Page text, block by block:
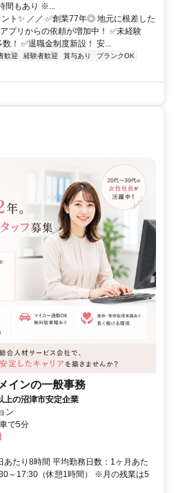
間もあり ※...
ト✨ ／／ ✅創業77年◎ 地元に根差した
プリからの依頼が増加中！ ✅未経験
！ ✅退職金制度新設！ 安...
歓迎 経験者歓迎 賞与あり
ブランクOK
インの一般事務
上の沼津市安定企業
ン
で5分
あたり8時間 平均勤務日数：1ヶ月あた
～17:30（休憩1時間） ※月の残業は5